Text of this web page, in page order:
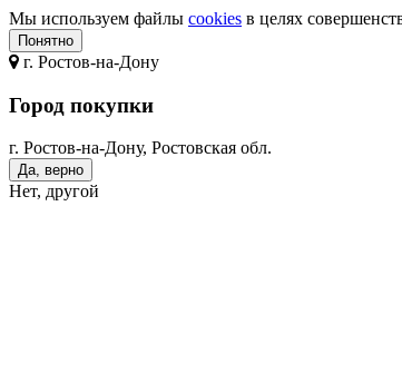
Мы используем файлы cookies в целях
Понятно
г. Ростов-на-Дону
Город покупки
г. Ростов-на-Дону, Ростовская обл.
Да, верно
Нет, другой